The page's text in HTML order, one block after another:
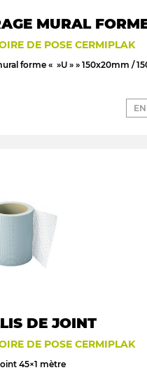
MURAL
DE POSE CERMIPLAK
forme « »U » » 150x20mm /
DE JOINT
DE POSE CERMIPLAK
45×1 mètre